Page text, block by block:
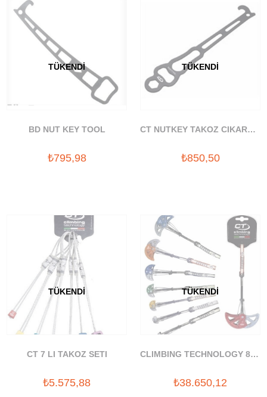
TÜKENDI
BD NUT KEY TOOL
₺795,98
TÜKENDI
CT NUTKEY TAKOZ CIKARMA
₺850,50
TÜKENDI
CT 7 LI TAKOZ SETI
₺5.575,88
TÜKENDI
CLIMBING TECHNOLOGY 8 LI
₺38.650,12